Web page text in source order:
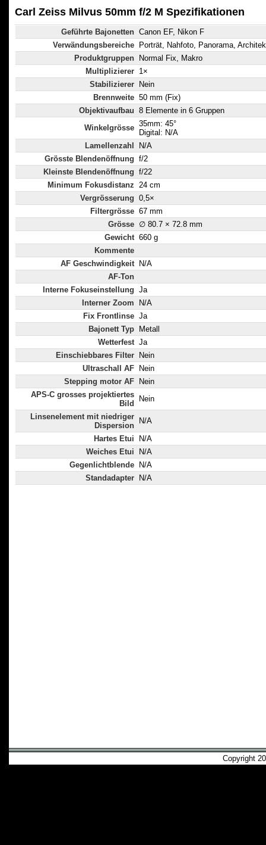
Carl Zeiss Milvus 50mm f/2 M Spezifikationen
Geführte Bajonetten Canon EF, Nikon F
Verwändungsbereiche
Porträt, Nahfoto, Panorama,
Produktgruppen
Normal Fix, Makro
Multiplizierer 1×
Stabilizierer
Nein
Brennweite 50 mm (Fix)
Objektivaufbau 8 Elemente in 6 Gruppen
Winkelgrösse 35mm: 45°
Digital: N/A
Lamellenzahl
N/A
Grösste Blendenöffnung f/2
Kleinste Blendenöffnung f/22
Minimum Fokusdistanz 24 cm
Vergrösserung 0,5×
Filtergrösse 67 mm
Grösse ∅ 80.7 × 72.8 mm
Gewicht 660 g
Kommente
AF Geschwindigkeit
N/A
AF-Ton
Interne Fokuseinstellung Ja
Interner Zoom
N/A
Fix Frontlinse Ja
Bajonett Typ
Metall
Wetterfest Ja
Einschiebbares Filter
Nein
Ultraschall AF
Nein
Stepping motor AF
Nein
APS-C grosses projektiertes
Bild
Nein
Linsenelement mit niedriger
Dispersion
N/A
Hartes Etui
N/A
Weiches Etui
N/A
Gegenlichtblende
N/A
Standadapter
N/A
Copyright